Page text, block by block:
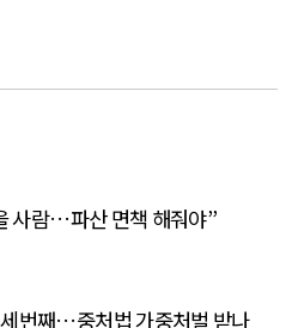
사람…파산 면책 해줘야”
번째…중처법 가중처벌 받나